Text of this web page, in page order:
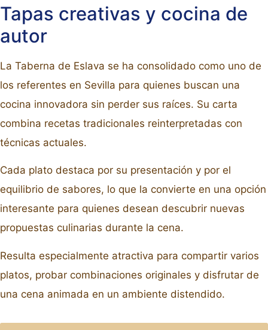
Tapas creativas y cocina de
autor
La Taberna de Eslava se ha consolidado como uno de
los referentes en Sevilla para quienes buscan una
cocina innovadora sin perder sus raíces. Su carta
combina recetas tradicionales reinterpretadas con
técnicas actuales.
Cada plato destaca por su presentación y por el
equilibrio de sabores, lo que la convierte en una opción
interesante para quienes desean descubrir nuevas
propuestas culinarias durante la cena.
Resulta especialmente atractiva para compartir varios
platos, probar combinaciones originales y disfrutar de
una cena animada en un ambiente distendido.